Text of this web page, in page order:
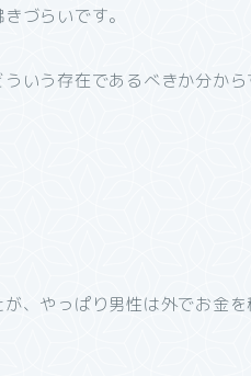
づらいです。
いう存在であるべきか分から
、やっぱり男性は外でお金